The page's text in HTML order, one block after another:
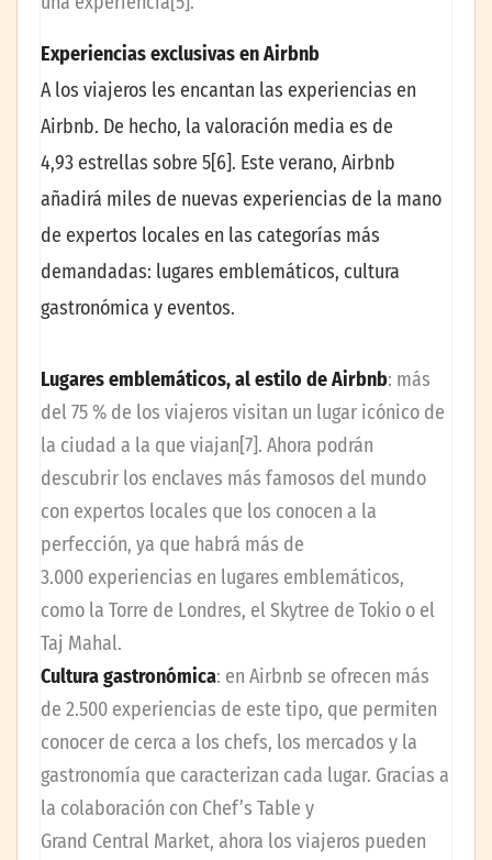
Experiencias exclusivas en Airbnb
A los viajeros les encantan las experiencias en
Airbnb. De hecho, la valoración media es de
4,93 estrellas sobre 5[6]. Este verano, Airbnb
añadirá miles de nuevas experiencias de la mano
de expertos locales en las categorías más
demandadas: lugares emblemáticos, cultura
gastronómica y eventos.
Lugares emblemáticos, al estilo de Airbnb: más
del 75 % de los viajeros visitan un lugar icónico de
la ciudad a la que viajan[7]. Ahora podrán
descubrir los enclaves más famosos del mundo
con expertos locales que los conocen a la
perfección, ya que habrá más de
3.000 experiencias en lugares emblemáticos,
como la Torre de Londres, el Skytree de Tokio o el
Taj Mahal.
Cultura gastronómica: en Airbnb se ofrecen más
de 2.500 experiencias de este tipo, que permiten
conocer de cerca a los chefs, los mercados y la
gastronomía que caracterizan cada lugar. Gracias a
la colaboración con Chef’s Table y
Grand Central Market, ahora los viajeros pueden